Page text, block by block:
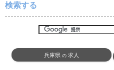
検索する
兵庫県の 求人